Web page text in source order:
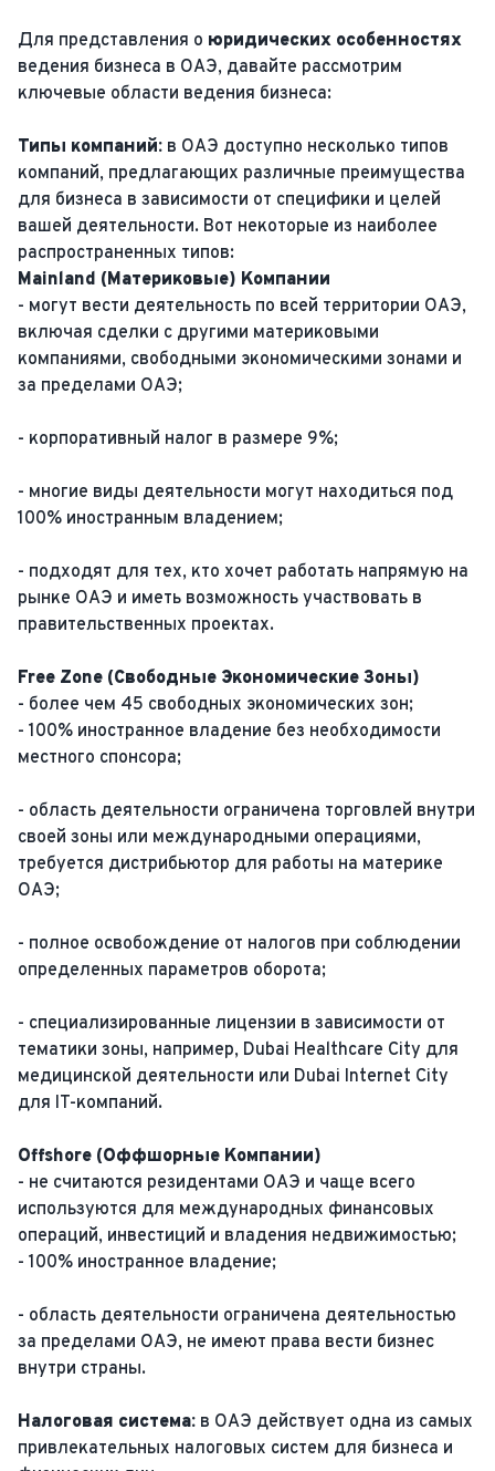
Для представления о юридических особенностях
ведения бизнеса в ОАЭ, давайте рассмотрим
ключевые области ведения бизнеса:
Типы компаний: в ОАЭ доступно несколько типов
компаний, предлагающих различные преимущества
для бизнеса в зависимости от специфики и целей
вашей деятельности. Вот некоторые из наиболее
распространенных типов:
Mainland (Материковые) Компании
- могут вести деятельность по всей территории ОАЭ,
включая сделки с другими материковыми
компаниями, свободными экономическими зонами и
за пределами ОАЭ;
- корпоративный налог в размере 9%;
- многие виды деятельности могут находиться под
100% иностранным владением;
- подходят для тех, кто хочет работать напрямую на
рынке ОАЭ и иметь возможность участвовать в
правительственных проектах​​​​.
Free Zone (Свободные Экономические Зоны)
- более чем 45 свободных экономических зон;
- 100% иностранное владение без необходимости
местного спонсора;
- область деятельности ограничена торговлей внутри
своей зоны или международными операциями,
требуется дистрибьютор для работы на материке
ОАЭ;
- полное освобождение от налогов при соблюдении
определенных параметров оборота;
- специализированные лицензии в зависимости от
тематики зоны, например, Dubai Healthcare City для
медицинской деятельности или Dubai Internet City
для IT-компаний​​.
Offshore (Оффшорные Компании)
- не считаются резидентами ОАЭ и чаще всего
используются для международных финансовых
операций, инвестиций и владения недвижимостью;
- 100% иностранное владение;
- область деятельности ограничена деятельностью
за пределами ОАЭ, не имеют права вести бизнес
внутри страны.
Налоговая система: в ОАЭ действует одна из самых
привлекательных налоговых систем для бизнеса и